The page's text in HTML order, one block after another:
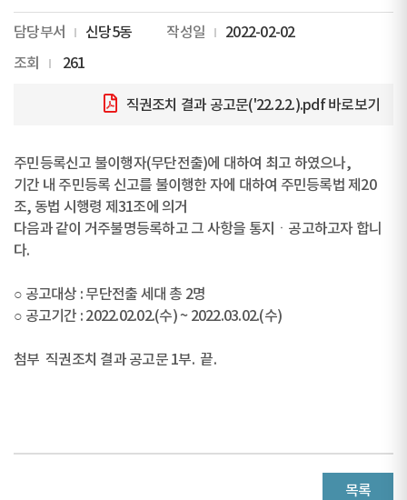
담당부서 신당5동 작성일
2022-02-02
조회
261
직권조치 결과 공고문('22.2.2.).pdf 바로보기
주민등록신고 불이행자(무단전출)에 대하여 최고 하였으나,
기간 내 주민등록 신고를 불이행한 자에 대하여 주민등록법 제20
조, 동법 시행령 제31조에 의거
다음과 같이 거주불명등록하고 그 사항을 통지ㆍ공고하고자 합니
다.
○ 공고대상 : 무단전출 세대 총 2명
○ 공고기간 : 2022.02.02.(수) ~ 2022.03.02.(수)
첨부 직권조치 결과 공고문 1부. 끝.
목록